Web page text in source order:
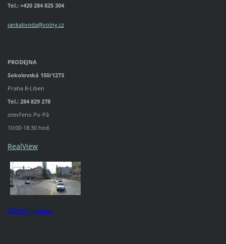
Tel.: +420 284 825 304
jankalivoda@volny.cz
PRODEJNA
Sokolovská 150/1273
Praha 8-Liben
Tel.: 284 829 278
otevřeno Po-Pá
10:00-18:30 hod.
RealView
Otevřít mapu